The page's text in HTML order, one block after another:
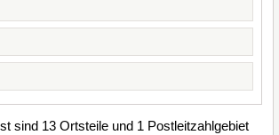
sind 13 Ortsteile und 1 Postleitzahlgebiet